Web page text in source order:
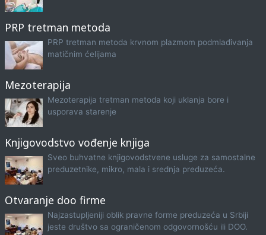
PRP tretman metoda
PRP tretman metoda krvnom plazmom podmlađivanja
matičnim ćelijama
Mezoterapija
Mezoterapija tretman metoda koji uklanja bore i
usporava starenje
Knjigovodstvo vođenje knjiga
Sveo buhvatne knjigovodstvene usluge za samostalne
preduzetnike, mikro, mala i srednja preduzeća.
Otvaranje doo firme
Najzastupljeniji oblik pravne forme preduzeća u Srbiji
jeste društvo sa ograničenom odgovornošću ili DOO.